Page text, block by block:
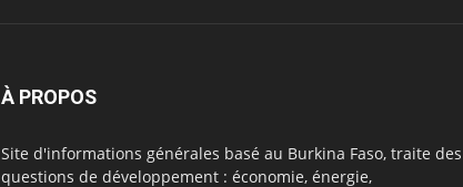
À PROPOS
Site d'informations générales basé au Burkina Faso, traite des
questions de développement : économie, énergie,